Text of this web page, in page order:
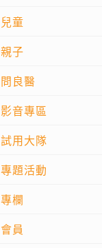
兒童
親子
問良醫
影音專區
試用大隊
專題活動
專欄
會員